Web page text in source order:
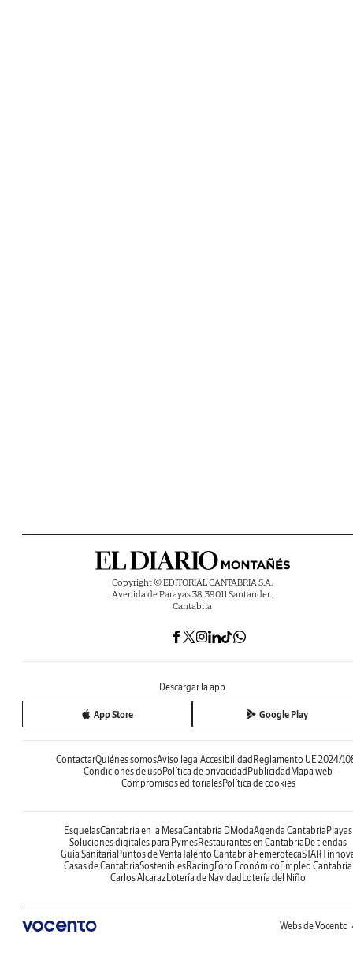
Copyright © EDITORIAL CANTABRIA S.A.
Avenida de Parayas 38, 39011 Santander ,
Cantabria
Descargar la app
App Store Google Play
ContactarQuiénes somosAviso legal Accesibilidad Reglamento UE 2024/
Condiciones de uso Política de privacidad Publicidad Mapa web
Compromisos editorialesPolítica de cookies
EsquelasCantabria en la MesaCantabria DModaAgenda Cantabria Playas
Soluciones digitales para PymesRestaurantes en Cantabria De tiendas
Guía Sanitaria Puntos de VentaTalento Cantabria Hemeroteca
Casas de CantabriaSosteniblesRacing Foro Económico Empleo Cantabria
Carlos AlcarazLotería de Navidad Lotería del Niño
Webs de Vocento